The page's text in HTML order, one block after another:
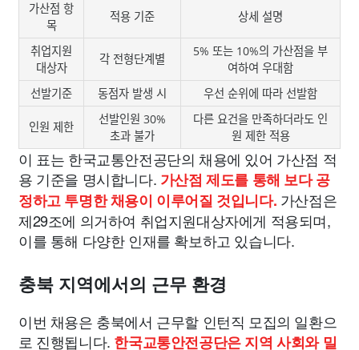
가산점 항
목
적용 기준 상세 설명
취업지원
대상자
각 전형단계별
5% 또는 10%의 가산점을 부
여하여 우대함
선발기준
동점자 발생 시 우선 순위에 따라 선발함
인원 제한
선발인원 30%
초과 불가
다른 요건을 만족하더라도 인
원 제한 적용
이 표는 한국교통안전공단의 채용에 있어 가산점 적
용 기준을 명시합니다. 가산점 제도를 통해 보다 공
정하고 투명한 채용이 이루어질 것입니다. 가산점은
제29조에 의거하여 취업지원대상자에게 적용되며,
이를 통해 다양한 인재를 확보하고 있습니다.
충북 지역에서의 근무 환경
이번 채용은 충북에서 근무할 인턴직 모집의 일환으
로 진행됩니다. 한국교통안전공단은 지역 사회와 밀